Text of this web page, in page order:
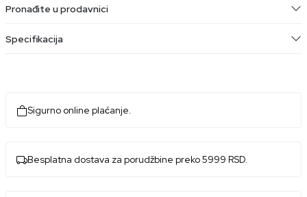
Pronađite u prodavnici
Specifikacija
Sigurno online plaćanje.
Besplatna dostava za porudžbine preko 5999 RSD.